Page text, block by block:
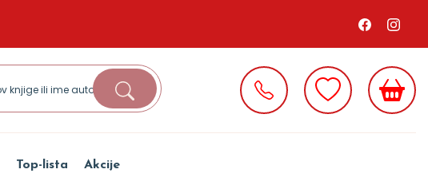
Top-lista Akcije